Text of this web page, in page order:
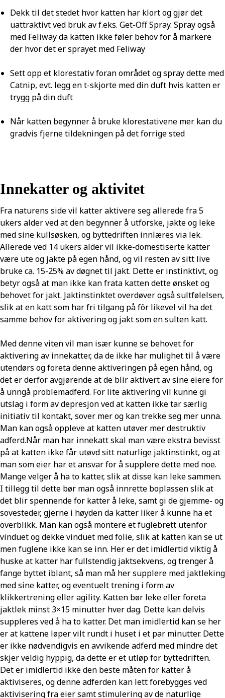
Dekk til det stedet hvor katten har klort og gjør det
uattraktivt ved bruk av f.eks. Get-Off Spray. Spray også
med Feliway da katten ikke føler behov for å markere
der hvor det er sprayet med Feliway
Sett opp et klorestativ foran området og spray dette med
Catnip, evt. legg en t-skjorte med din duft hvis katten er
trygg på din duft
Når katten begynner å bruke klorestativene mer kan du
gradvis fjerne tildekningen på det forrige sted
Innekatter og aktivitet
Fra naturens side vil katter aktivere seg allerede fra 5
ukers alder ved at den begynner å utforske, jakte og leke
med sine kullsøsken, og byttedriften innlæres via lek.
Allerede ved 14 ukers alder vil ikke-domestiserte katter
være ute og jakte på egen hånd, og vil resten av sitt live
bruke ca. 15-25% av døgnet til jakt. Dette er instinktivt, og
betyr også at man ikke kan frata katten dette ønsket og
behovet for jakt. Jaktinstinktet overdøver også sultfølelsen,
slik at en katt som har fri tilgang på fôr likevel vil ha det
samme behov for aktivering og jakt som en sulten katt.
Med denne viten vil man især kunne se behovet for
aktivering av innekatter, da de ikke har mulighet til å være
utendørs og foreta denne aktiveringen på egen hånd, og
det er derfor avgjørende at de blir aktivert av sine eiere for
å unngå problemadferd. For lite aktivering vil kunne gi
utslag i form av depresjon ved at katten ikke tar særlig
initiativ til kontakt, sover mer og kan trekke seg mer unna.
Man kan også oppleve at katten utøver mer destruktiv
adferd.Når man har innekatt skal man være ekstra bevisst
på at katten ikke får utøvd sitt naturlige jaktinstinkt, og at
man som eier har et ansvar for å supplere dette med noe.
Mange velger å ha to katter, slik at disse kan leke sammen.
I tillegg til dette bør man også innrette boplassen slik at
det blir spennende for katter å leke, samt gi de gjemme- og
sovesteder, gjerne i høyden da katter liker å kunne ha et
overblikk. Man kan også montere et fuglebrett utenfor
vinduet og dekke vinduet med folie, slik at katten kan se ut
men fuglene ikke kan se inn. Her er det imidlertid viktig å
huske at katter har fullstendig jaktsekvens, og trenger å
fange byttet iblant, så man må her supplere med jaktleking
med sine katter, og eventuelt trening i form av
klikkertrening eller agility. Katten bør leke eller foreta
jaktlek minst 3×15 minutter hver dag. Dette kan delvis
suppleres ved å ha to katter. Det man imidlertid kan se her
er at kattene løper vilt rundt i huset i et par minutter. Dette
er ikke nødvendigvis en avvikende adferd med mindre det
skjer veldig hyppig, da dette er et utløp for byttedriften.
Det er imidlertid ikke den beste måten for katter å
aktiviseres, og denne adferden kan lett forebygges ved
aktivisering fra eier samt stimulering av de naturlige